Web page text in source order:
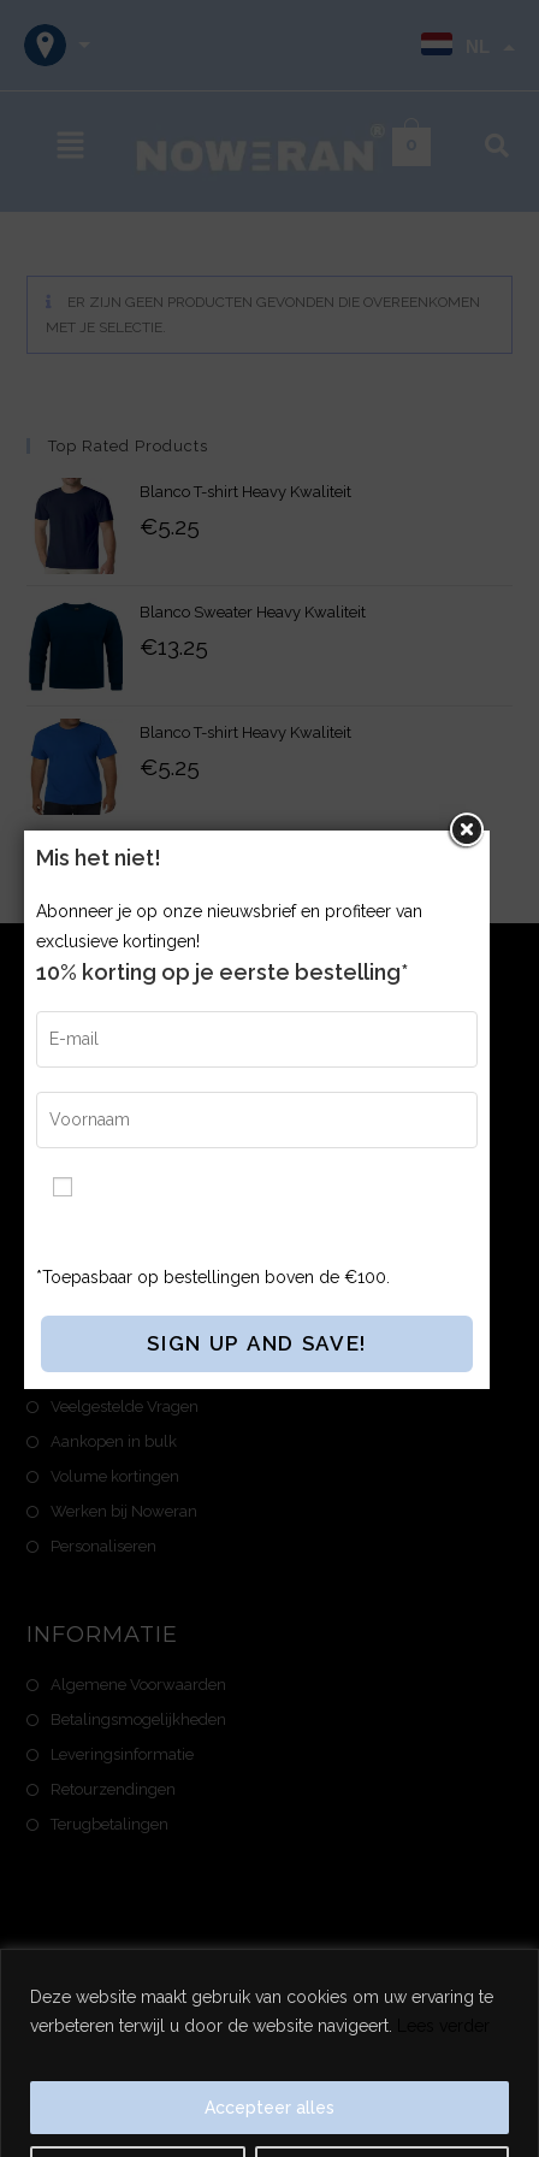
Deze website maakt gebruik van cookies om uw ervaring te
verbeteren terwijl u door de website navigeert.
Accepteer alles
ER ZIJN GEEN PRODUCTEN GEVONDEN DIE OVEREENKOMEN
MET JE SELECTIE.
Top Rated Products
Blanco T-shirt Heavy Kwaliteit
€5.25
Blanco Sweater Heavy Kwaliteit
€13.25
Blanco T-shirt Heavy Kwaliteit
€5.25
Argonweg 32 1362 AB, Almere The Netherlands
NOWERAN
Over Noweran
Veelgestelde Vragen
Aankopen in bulk
Volume kortingen
Werken bij Noweran
Personaliseren
INFORMATIE
Algemene Voorwaarden
Betalingsmogelijkheden
Leveringsinformatie
Retourzendingen
Terugbetalingen
Copyright 2025 - Noweran - Alle Rechten Voorbehouden
Mis het niet!
Abonneer je op onze nieuwsbrief en profiteer van
exclusieve kortingen!
10% korting op je eerste bestelling*
*Toepasbaar op bestellingen boven de €100.